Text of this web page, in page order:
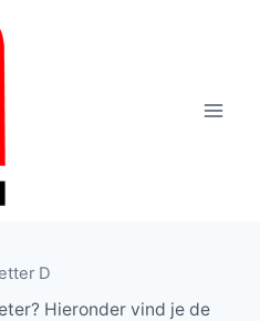
D
Hieronder vind je de